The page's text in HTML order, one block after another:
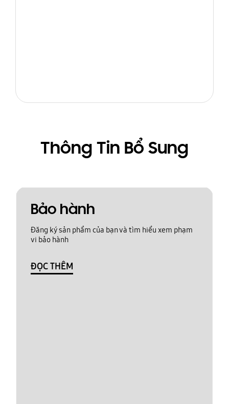
Thông Tin Bổ Sung
Bảo hành
Đăng ký sản phẩm của bạn và tìm hiểu xem phạm
vi bảo hành
ĐỌC THÊM